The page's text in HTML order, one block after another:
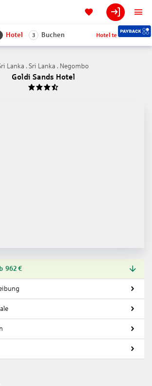
Hotel 3 Buchen Hotel teilen
Lanka . Sri Lanka . Negombo
Goldi Sands Hotel
3.5
962 €